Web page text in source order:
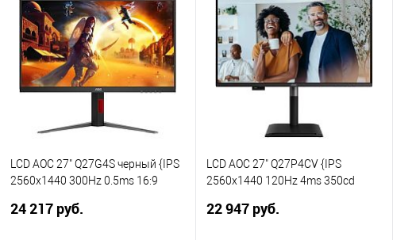
Купить в 1 клик
Сравнение
В избранное
Купить в 1 клик
Сравнение
В избранное
LCD AOC 27" Q27G4S черный {IPS
2560x1440 300Hz 0.5ms 16:9
DisplayPort HAS Pivot}
24 217 руб.
LCD AOC 27" Q27P4CV {IPS
2560x1440 120Hz 4ms 350cd
4xUSB3.2 3xUSB-C(96W) LAN
22 947 руб.